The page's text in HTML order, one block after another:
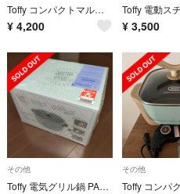
Toffy コンパクトマルチ電気鍋 PALE AQUA K-HP3-PA
¥ 4,200 ¥ 3,500
その他
Toffy 電気グリル鍋 PALE AQUA K-HP2-PA
その他